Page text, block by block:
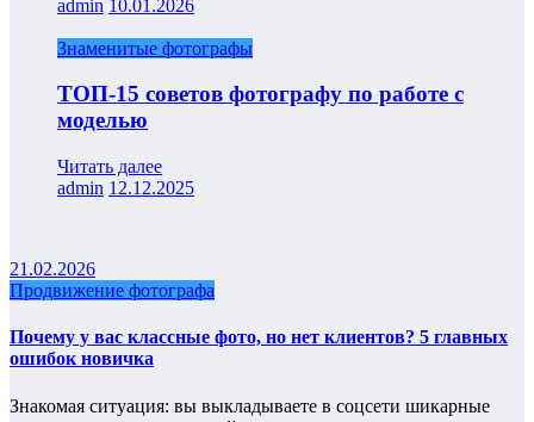
admin 10.01.2026
Знаменитые фотографы
ТОП-15 советов фотографу по работе с
моделью
Читать далее
admin 12.12.2025
21.02.2026
Продвижение фотографа
Почему у вас классные фото, но нет клиентов? 5 главных
ошибок новичка
Знакомая ситуация: вы выкладываете в соцсети шикарные